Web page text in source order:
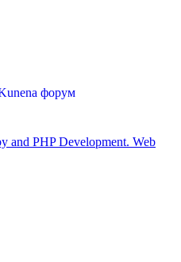
форум
and PHP Development. Web